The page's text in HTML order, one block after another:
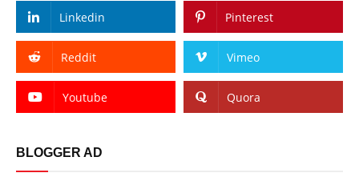
Linkedin Pinterest
Reddit Vimeo
Youtube Quora
BLOGGER AD